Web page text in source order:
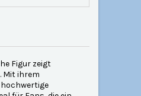
Figur zeigt
Mit ihrem
hochwertige